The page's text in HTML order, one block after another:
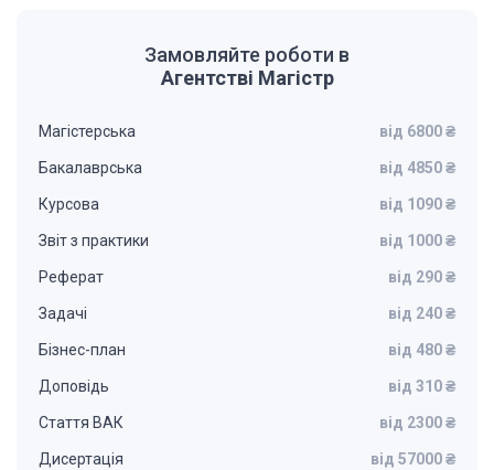
Замовляйте роботи в
Агентстві Магістр
Магістерська від 6800 ₴
Бакалаврська від 4850 ₴
Курсова від 1090 ₴
Звіт з практики від 1000 ₴
Реферат від 290 ₴
Задачі від 240 ₴
Бізнес-план від 480 ₴
Доповідь від 310 ₴
Стаття ВАК від 2300 ₴
Дисертація від 57000 ₴